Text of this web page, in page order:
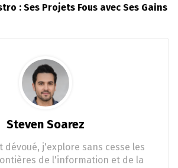
: Ses Projets Fous avec Ses Gains
Steven Soarez
dévoué, j'explore sans cesse les
de l'information et de la